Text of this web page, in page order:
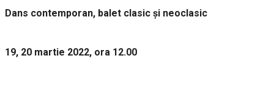
Dans contemporan, balet clasic și neoclasic
19, 20 martie 2022, ora 12.00